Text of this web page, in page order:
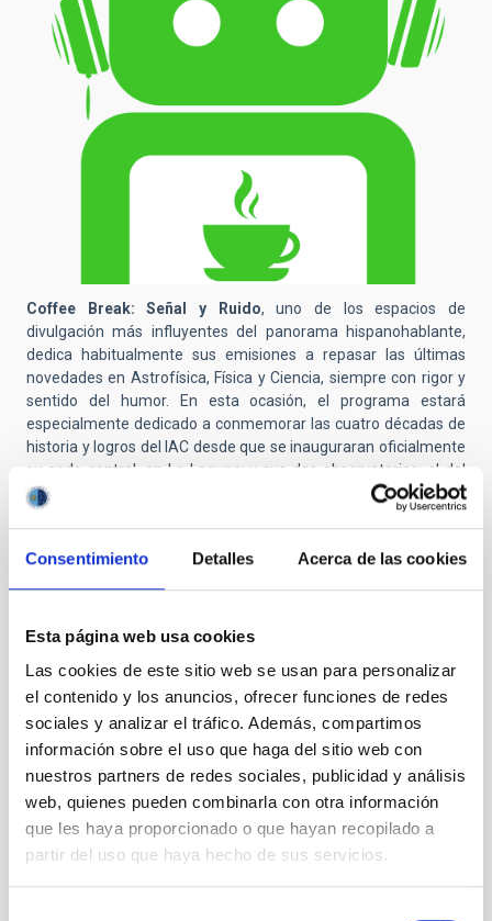
Consentimiento Detalles Acerca de las cookies
Esta página web usa cookies
Las cookies de este sitio web se usan para personalizar
el contenido y los anuncios, ofrecer funciones de redes
sociales y analizar el tráfico. Además, compartimos
información sobre el uso que haga del sitio web con
nuestros partners de redes sociales, publicidad y análisis
web, quienes pueden combinarla con otra información
que les haya proporcionado o que hayan recopilado a
partir del uso que haya hecho de sus servicios.
Coffee Break: Señal y Ruido, uno de los espacios de
divulgación más influyentes del panorama hispanohablante,
dedica habitualmente sus emisiones a repasar las últimas
novedades en Astrofísica, Física y Ciencia, siempre con rigor y
sentido del humor. En esta ocasión, el programa estará
especialmente dedicado a conmemorar las cuatro décadas de
historia y logros del IAC desde que se inauguraran oficialmente
su sede central, en La Laguna; y sus dos observatorios: el del
Roque de los Muchachos, en La Palma; y el del Teide, en
El debate y análisis científico estará a cargo de la mesa habitual
el físico e ingeniero desoftware
del espacio, Héctor Socasque es investigador del IAC y
actualmente director de la Fundación Telescopio Solar Europeo
(EST, en sus siglas en inglés).